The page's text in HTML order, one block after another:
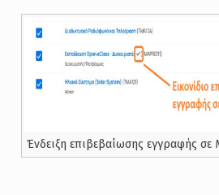
Ένδειξη επιβεβαίωσης εγγραφής